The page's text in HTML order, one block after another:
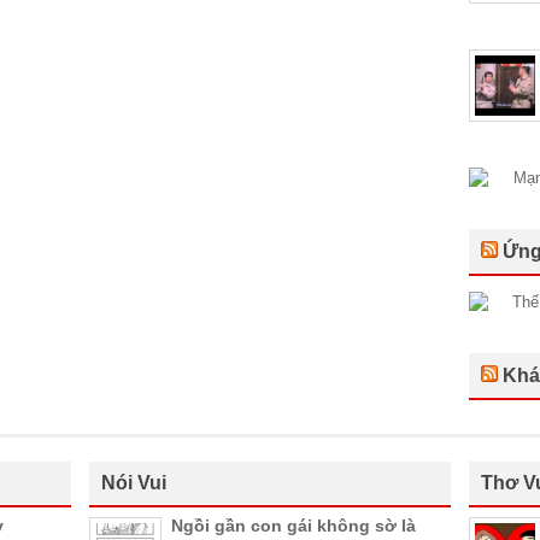
Nói Vui
Ngồi gần con gái không sờ là
Thơ